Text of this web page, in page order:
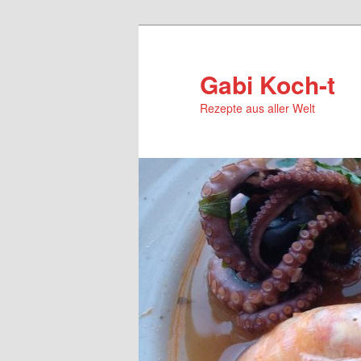
Gabi Koch-t
Rezepte aus aller Welt